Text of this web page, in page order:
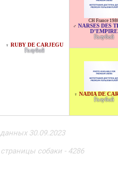
♀ RUBY DE CARJEGU
Голубой
CH France
♂ NARSES DES
D’EMPIRE
Голубой
♀ NADIA DE
Голубой
30.09.2023
собаки - 4286